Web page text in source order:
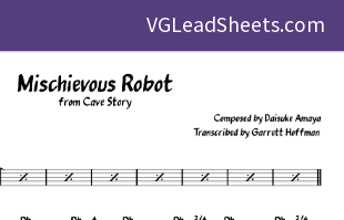
VGLeadSheets.com